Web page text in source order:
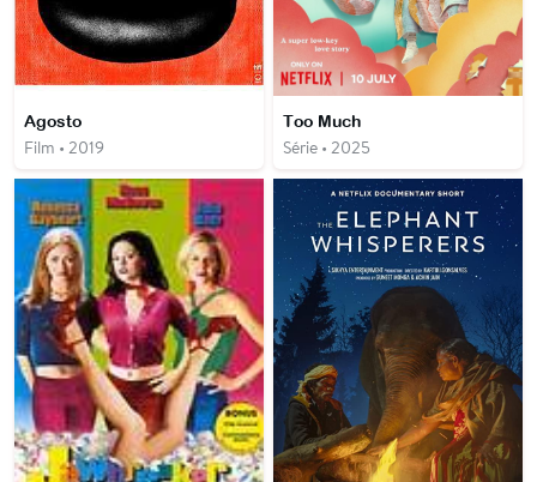
Agosto
Film • 2019
Too Much
Série • 2025